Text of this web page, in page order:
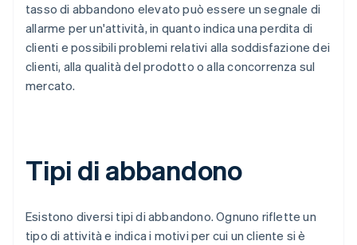
tasso di abbandono elevato può essere un segnale di
allarme per un'attività, in quanto indica una perdita di
clienti e possibili problemi relativi alla soddisfazione dei
clienti, alla qualità del prodotto o alla concorrenza sul
mercato.
Tipi di abbandono
Esistono diversi tipi di abbandono. Ognuno riflette un
tipo di attività e indica i motivi per cui un cliente si è